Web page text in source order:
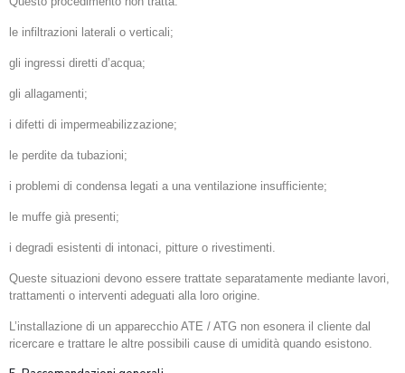
le infiltrazioni laterali o verticali;
gli ingressi diretti d’acqua;
gli allagamenti;
i difetti di impermeabilizzazione;
le perdite da tubazioni;
i problemi di condensa legati a una ventilazione insufficiente;
le muffe già presenti;
i degradi esistenti di intonaci, pitture o rivestimenti.
Queste situazioni devono essere trattate separatamente mediante lavori,
trattamenti o interventi adeguati alla loro origine.
L’installazione di un apparecchio ATE / ATG non esonera il cliente dal
ricercare e trattare le altre possibili cause di umidità quando esistono.